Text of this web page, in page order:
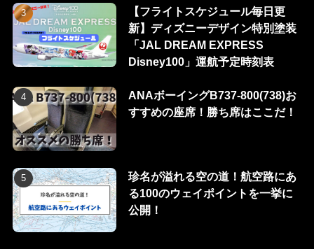
【フライトスケジュール毎日更
新】ディズニーデザイン特別塗装
「JAL DREAM EXPRESS
Disney100」運航予定時刻表
ANAボーイングB737-800(738)お
すすめの座席！勝ち席はここだ！
珍名が溢れる空の道！航空路にあ
る100のウェイポイントを一挙に
公開！